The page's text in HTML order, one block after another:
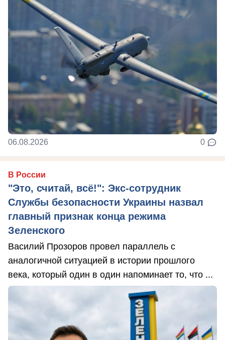
06.08.2026 0
В России
"Это, считай, всё!": Экс-сотрудник
Службы безопасности Украины назвал
главный признак конца режима
Зеленского
Василий Прозоров провел параллель с
аналогичной ситуацией в истории прошлого
века, который один в один напоминает то, что ...